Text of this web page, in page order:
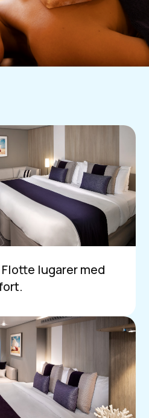
Flotte lugarer med